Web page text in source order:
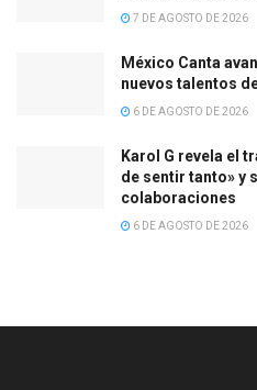
7 DE AGOSTO DE 2026
México Canta
nuevos talentos
6 DE AGOSTO DE 2026
Karol G revela el
de sentir tanto» y
colaboraciones
6 DE AGOSTO DE 2026